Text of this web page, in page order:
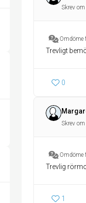
Skrev
Omdöme
Trevligt
0
Skrev
Omdöme
Trevlig
1